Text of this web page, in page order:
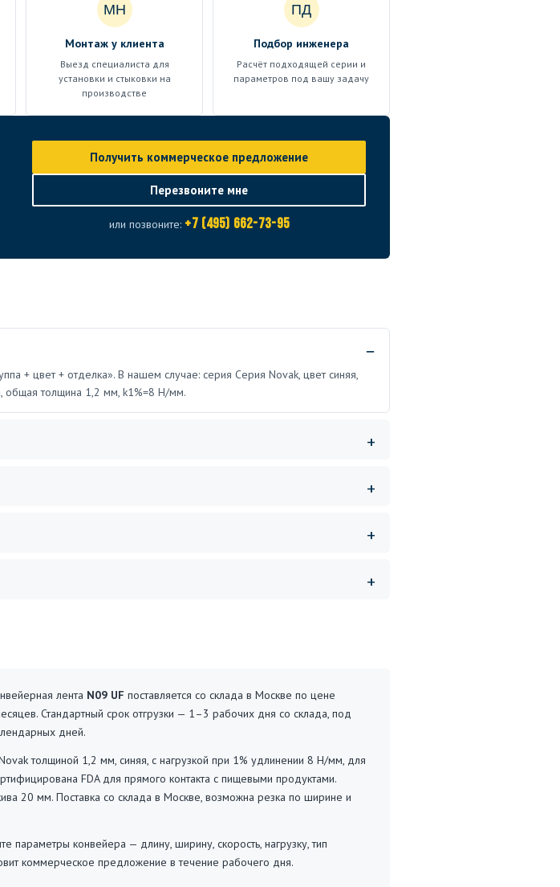
МН
Монтаж у клиента
Выезд специалиста для
установки и стыковки на
производстве
ПД
Подбор инженера
Расчёт подходящей серии и
параметров под вашу задачу
Получить коммерческое предложение
Перезвоните мне
или позвоните: +7 (495) 662-73-95
+ цвет + отделка». В нашем случае: серия Серия Novak, цвет синяя,
общая толщина 1,2 мм, k1%=8 Н/мм.
лента N09 UF поставляется со склада в Москве по цене
Стандартный срок отгрузки — 1–3 рабочих дня со склада, под
дней.
толщиной 1,2 мм, синяя, с нагрузкой при 1% удлинении 8 Н/мм, для
FDA для прямого контакта с пищевыми продуктами.
20 мм. Поставка со склада в Москве, возможна резка по ширине и
конвейера — длину, ширину, скорость, нагрузку, тип
коммерческое предложение в течение рабочего дня.